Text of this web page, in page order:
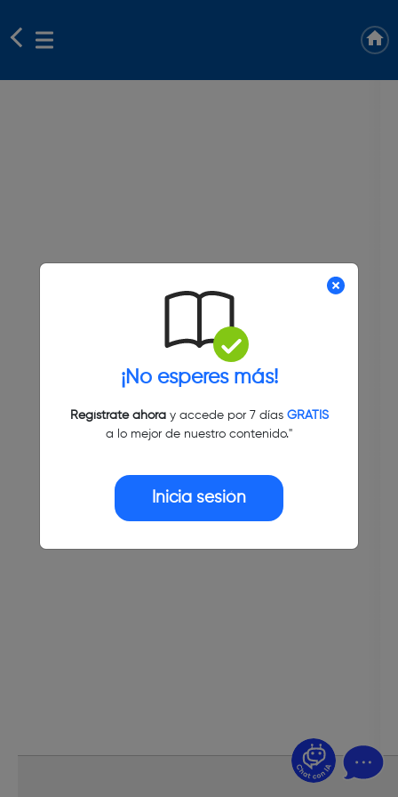
¡No esperes más!
Regístrate ahoray accede por 7 días GRATIS
a lo mejor de nuestro contenido."
Inicia sesión